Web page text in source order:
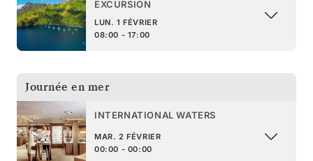
EXCURSION
LUN. 1 FÉVRIER
08:00 - 17:00
Journée en mer
INTERNATIONAL WATERS
MAR. 2 FÉVRIER
00:00 - 00:00